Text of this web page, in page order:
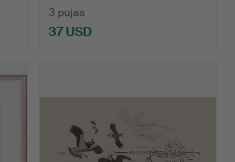
3 pujas
37 USD